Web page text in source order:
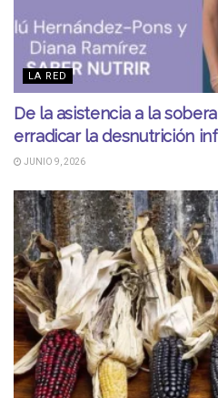
LA RED
De la asistencia a la
erradicar la desnutrición
JUNIO 9, 2026